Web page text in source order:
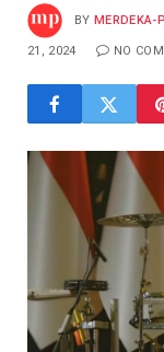
BY MERDEKA-
21, 2024 NO